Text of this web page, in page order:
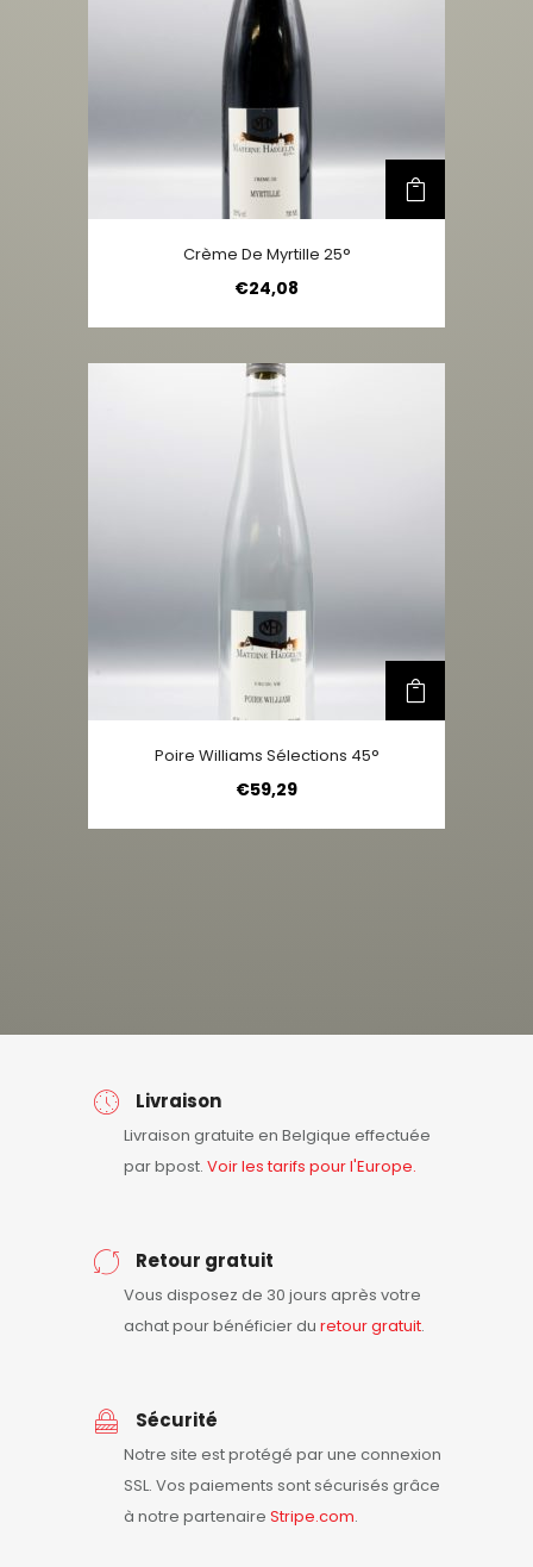
Crème De Myrtille 25°
€24,08
Poire Williams Sélections 45°
€59,29
Livraison
Livraison gratuite en Belgique effectuée
par bpost. Voir les tarifs pour l'Europe.
Retour gratuit
Vous disposez de 30 jours après votre
achat pour bénéficier du retourgratuit.
Sécurité
Notre site est protégé par une connexion
SSL. Vos paiements sont sécurisés grâce
à notre partenaire Stripe.com.